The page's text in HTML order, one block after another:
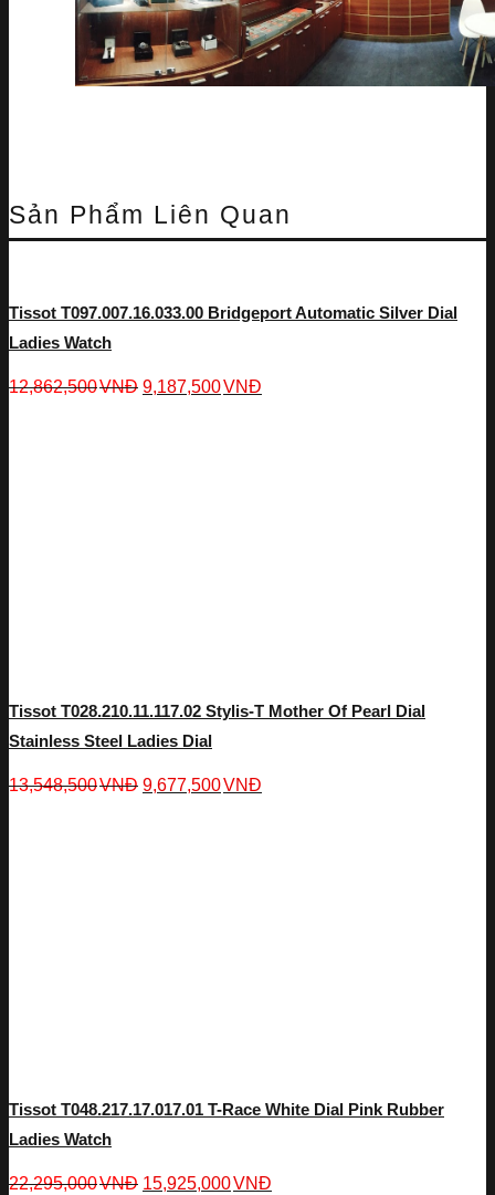
Sản Phẩm Liên Quan
Tissot T097.007.16.033.00 Bridgeport Automatic Silver Dial
Ladies Watch
12,862,500VNĐ 9,187,500VNĐ
Tissot T028.210.11.117.02 Stylis-T Mother Of Pearl Dial
Stainless Steel Ladies Dial
13,548,500VNĐ 9,677,500VNĐ
Tissot T048.217.17.017.01 T-Race White Dial Pink Rubber
Ladies Watch
22,295,000VNĐ 15,925,000VNĐ